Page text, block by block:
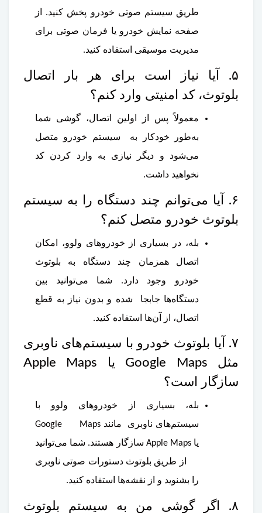
طریق سیستم صوتی خودرو پخش کنید. از
صفحه نمایش خودرو یا فرمان صوتی برای
مدیریت موسیقی استفاده کنید.
۵. آیا نیاز است برای هر بار اتصال
بلوتوث، کد امنیتی وارد کنم؟
معمولاً پس از اولین اتصال، گوشی شما
به‌طور خودکار به سیستم خودرو متصل
می‌شود و دیگر نیازی به وارد کردن کد
نخواهید داشت.
۶. آیا می‌توانم چند دستگاه را به سیستم
بلوتوث خودرو متصل کنم؟
بله، در بسیاری از خودروهای ولوو، امکان
اتصال همزمان چند دستگاه به بلوتوث
خودرو وجود دارد. شما می‌توانید بین
دستگاه‌ها جابجا شده و بدون نیاز به قطع
اتصال، از آن‌ها استفاده کنید.
۷. آیا بلوتوث خودرو با سیستم‌های ناوبری
مثل Google Maps یا Apple Maps
سازگار است؟
بله، بسیاری از خودروهای ولوو با
سیستم‌های ناوبری مانند Google Maps
یا Apple Maps سازگار هستند. شما می‌توانید
از طریق بلوتوث دستورات صوتی ناوبری
را بشنوید و از نقشه‌ها استفاده کنید.
۸. اگر گوشی من به سیستم بلوتوث